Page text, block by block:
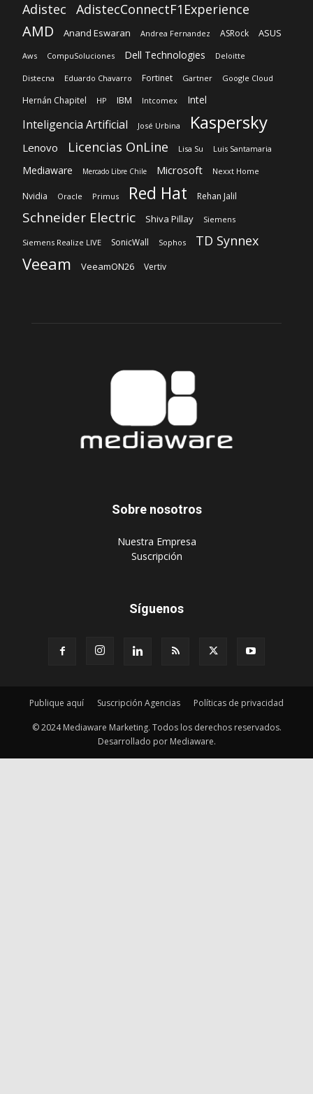
Adistec AdistecConnectF1Experience
AMD Anand Eswaran Andrea Fernandez ASRock ASUS
Aws CompuSoluciones Dell Technologies Deloitte
Distecna Eduardo Chavarro Fortinet Gartner Google Cloud
Hernán Chapitel HP IBM Intcomex Intel
Inteligencia Artificial José Urbina Kaspersky
Lenovo Licencias OnLine Lisa Su Luis Santamaria
Mediaware Mercado Libre Chile Microsoft Nexxt Home
Nvidia Oracle Primus Red Hat Rehan Jalil
Schneider Electric Shiva Pillay Siemens
Siemens Realize LIVE SonicWall Sophos TD Synnex
Veeam VeeamON26 Vertiv
Sobre nosotros
‎Nuestra Empresa
‎Suscripción
Síguenos
Publique aquí Suscripción Agencias Políticas de privacidad
© 2024 Mediaware Marketing. Todos los derechos reservados.
Desarrollado por Mediaware.